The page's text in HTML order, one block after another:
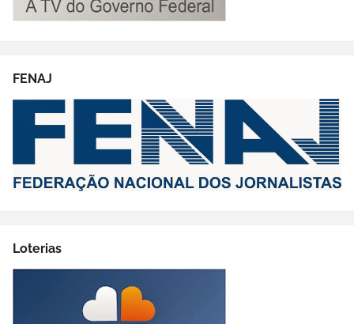
FENAJ
Loterias